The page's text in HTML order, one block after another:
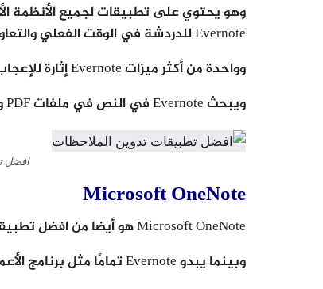
وهو يحتوي على تطبيقات لجميع الأنظمة
Evernote للدردشة في الوقت الفعلي والتعاون مع الزملاء.
وواحدة من أكثر ميزات Evernote إثارة للإعجاب هي قدرته على البحث عن النص الموجود في الصور.
ويبحث Evernote في النص في ملفات PDF والمستندات المكتبية التي تم تحميلها أيضًا.
افضل
Microsoft OneNote
Microsoft OneNote هو أيضا من افضل تطبيقات تدوين الملاحظات .
وبينما يبدو Evernote تمامًا مثل برنامج الأعمال القياسي ، فإن Microsoft OneNote يحاكي الورق.